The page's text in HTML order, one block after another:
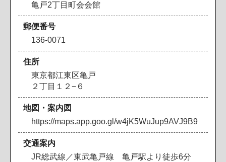
亀戸2丁目町会会館
郵便番号
136-0071
住所
東京都江東区亀戸
２丁目１２−６
地図・案内図
https://maps.app.goo.gl/w4jK5WuJup9AVJ9B9
交通案内
JR総武線／東武亀戸線 亀戸駅より徒歩6分